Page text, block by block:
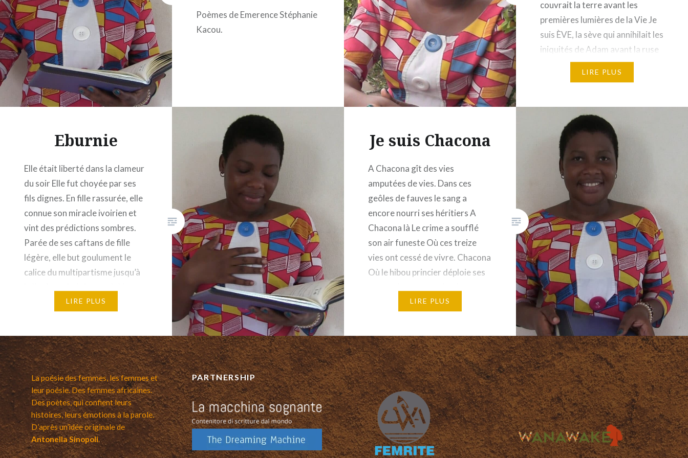
Poèmes de Emerence Stéphanie
Kacou.
couvrait la terre avant les
premières lumières de la Vie Je
suis ÈVE, la sève qui annihilait les
iniquités de Adam avant la ruse
du Leviathan. Je suis la brise qui
LIRE PLUS
Eburnie
Elle était liberté dans la clameur
du soir Elle fut choyée par ses
fils dignes. En fille rassurée, elle
connue son miracle ivoirien et
vint des prédictions sombres.
Parée de ses caftans de fille
légère, elle but goulument le
calice du multipartisme jusqu’à
résignée, elle ploie sous le
LIRE PLUS
Je suis Chacona
A Chacona gît des vies
amputées de vies. Dans ces
geôles de fauves le sang a
encore nourri ses héritiers A
Chacona là Le crime a soufflé
son air funeste Où ces treize
vies ont cessé de vivre. Chacona
Où le hibou princier déploie ses
peuple. Je suis Chacona
LIRE PLUS
La poésie des femmes, les femmes et
leur poésie. Des femmes africaines.
Des poètes, qui confient leurs
histoires, leurs émotions à la parole.
D’après un’idée originale de
Antonella Sinopoli.
PARTNERSHIP